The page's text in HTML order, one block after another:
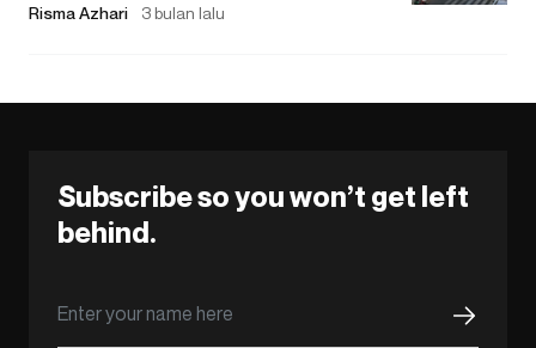
Risma Azhari 3 bulan lalu
Subscribe so you won’t get left
behind.